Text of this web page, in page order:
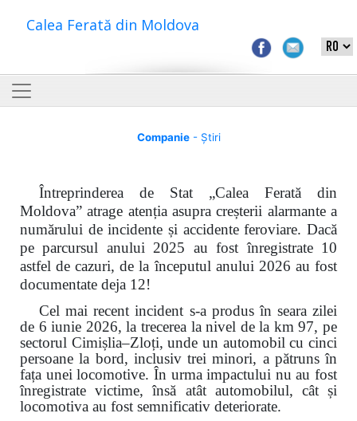
Calea Ferată din Moldova
Companie- Știri
Întreprinderea de Stat „Calea Ferată din
Moldova” atrage atenția asupra creșterii alarmante a
numărului de incidente și accidente feroviare. Dacă
pe parcursul anului 2025 au fost înregistrate 10
astfel de cazuri, de la începutul anului 2026 au fost
documentate deja 12!
Cel mai recent incident s-a produs în seara zilei
de 6 iunie 2026, la trecerea la nivel de la km 97, pe
sectorul Cimișlia–Zloți, unde un automobil cu cinci
persoane la bord, inclusiv trei minori, a pătruns în
fața unei locomotive. În urma impactului nu au fost
înregistrate victime, însă atât automobilul, cât și
locomotiva au fost semnificativ deteriorate.